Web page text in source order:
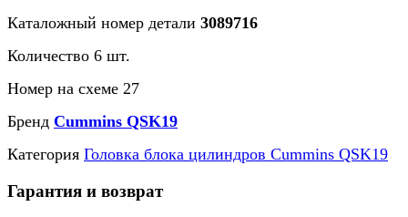
Каталожный номер детали 3089716
Количество 6 шт.
Номер на схеме 27
Бренд Cummins QSK19
Категория Головка блока цилиндров Cummins QSK19
Гарантия и возврат